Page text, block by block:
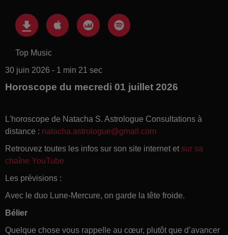
Top Music
30 juin 2026 - 1 min 21 sec
Horoscope du mecredi 01 juillet 2026
L'horoscope de Natacha S. Astrologue Consultations à
distance : natacha.astrologue@gmail.com
Retrouvez toutes les infos sur son site internet et sur sa
chaîne YouTube
Les prévisions :
Avec le duo Lune-Mercure, on garde la tête froide.
Bélier
Quelque chose vous rappelle au cœur, plutôt que d’avancer